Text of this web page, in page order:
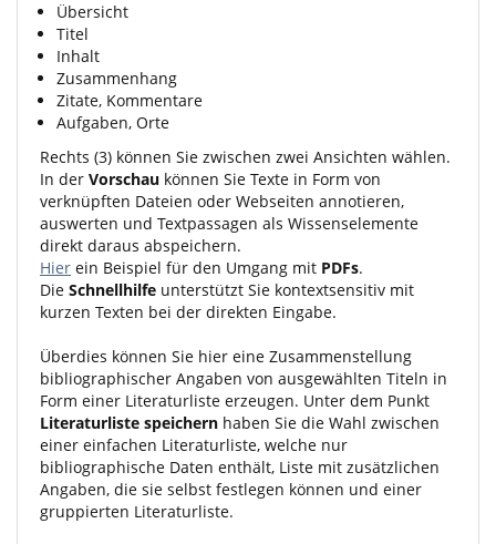
Übersicht
Titel
Inhalt
Zusammenhang
Zitate, Kommentare
Aufgaben, Orte
Rechts (3) können Sie zwischen zwei Ansichten wählen.
In der Vorschau können Sie Texte in Form von
verknüpften Dateien oder Webseiten annotieren,
auswerten und Textpassagen als Wissenselemente
direkt daraus abspeichern.
Hier ein Beispiel für den Umgang mit PDFs.
Die Schnellhilfe unterstützt Sie kontextsensitiv mit
kurzen Texten bei der direkten Eingabe.
Überdies können Sie hier eine Zusammenstellung
bibliographischer Angaben von ausgewählten Titeln in
Form einer Literaturliste erzeugen. Unter dem Punkt
Literaturliste speichern haben Sie die Wahl zwischen
einer einfachen Literaturliste, welche nur
bibliographische Daten enthält, Liste mit zusätzlichen
Angaben, die sie selbst festlegen können und einer
gruppierten Literaturliste.